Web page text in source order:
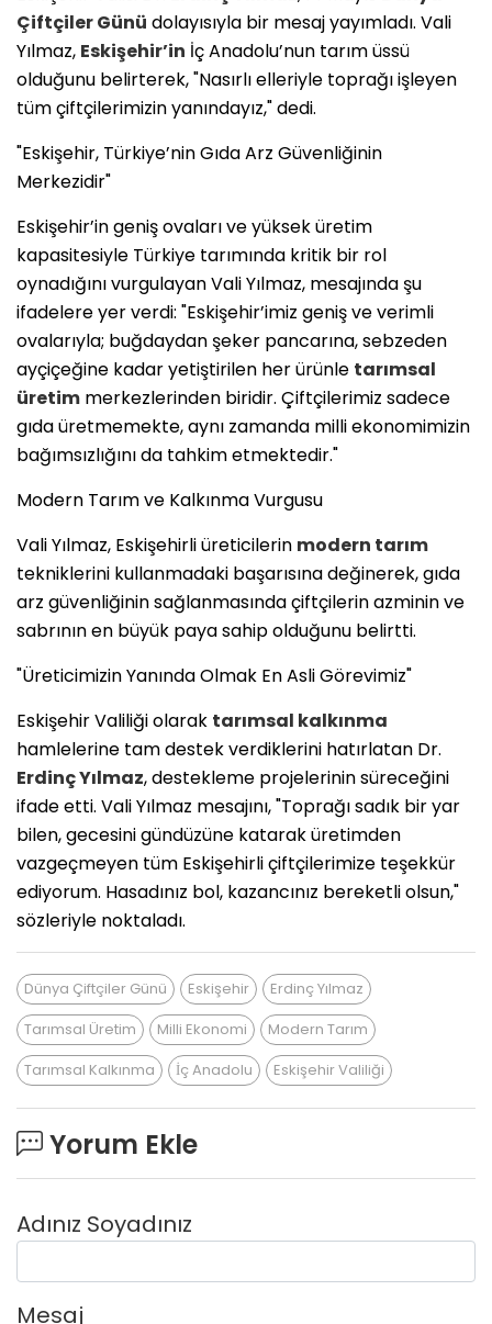
Çiftçiler Günü dolayısıyla bir mesaj yayımladı. Vali
Yılmaz, Eskişehir’in İç Anadolu’nun tarım üssü
olduğunu belirterek, "Nasırlı elleriyle toprağı işleyen
tüm çiftçilerimizin yanındayız," dedi.
​"Eskişehir, Türkiye’nin Gıda Arz Güvenliğinin
Merkezidir"
​Eskişehir’in geniş ovaları ve yüksek üretim
kapasitesiyle Türkiye tarımında kritik bir rol
oynadığını vurgulayan Vali Yılmaz, mesajında şu
ifadelere yer verdi: ​"Eskişehir’imiz geniş ve verimli
ovalarıyla; buğdaydan şeker pancarına, sebzeden
ayçiçeğine kadar yetiştirilen her ürünle tarımsal
üretim merkezlerinden biridir. Çiftçilerimiz sadece
gıda üretmemekte, aynı zamanda milli ekonomimizin
bağımsızlığını da tahkim etmektedir."
​Modern Tarım ve Kalkınma Vurgusu
​Vali Yılmaz, Eskişehirli üreticilerin modern tarım
tekniklerini kullanmadaki başarısına değinerek, gıda
arz güvenliğinin sağlanmasında çiftçilerin azminin ve
sabrının en büyük paya sahip olduğunu belirtti.
​"Üreticimizin Yanında Olmak En Asli Görevimiz"
​Eskişehir Valiliği olarak tarımsal kalkınma
hamlelerine tam destek verdiklerini hatırlatan Dr.
Erdinç Yılmaz, destekleme projelerinin süreceğini
ifade etti. ​Vali Yılmaz mesajını, "Toprağı sadık bir yar
bilen, gecesini gündüzüne katarak üretimden
vazgeçmeyen tüm Eskişehirli çiftçilerimize teşekkür
ediyorum. Hasadınız bol, kazancınız bereketli olsun,"
sözleriyle noktaladı.
Dünya Çiftçiler Günü Eskişehir
Erdinç Yılmaz
Tarımsal Üretim
Milli Ekonomi
Modern Tarım
Tarımsal Kalkınma
İç Anadolu Eskişehir Valiliği
Yorum Ekle
Adınız Soyadınız
Mesaj